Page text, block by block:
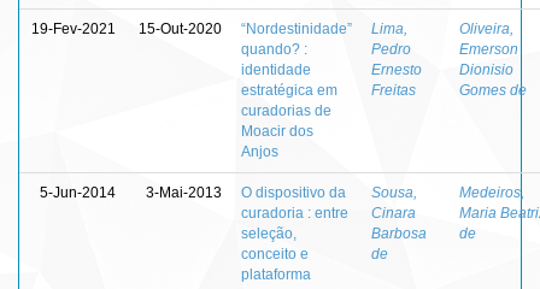
19-Fev-2021 15-Out-2020
“Nordestinidade”
quando? :
identidade
estratégica em
curadorias de
Moacir dos
Anjos
Lima,
Pedro
Ernesto
Freitas
Oliveira,
Emerson
Dionisio
Gomes de
5-Jun-2014 3-Mai-2013
O dispositivo da
curadoria : entre
seleção,
conceito e
plataforma
Sousa,
Cinara
Barbosa
de
Medeiros,
Maria
de